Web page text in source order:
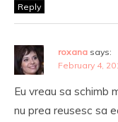
Reply
roxana says:
February 4,
Eu vreau sa schimb
nu prea reusesc sa